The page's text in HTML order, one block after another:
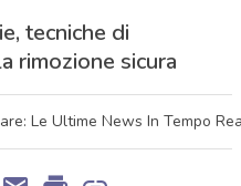
tecniche di
rimozione sicura
Le Ultime News In Tempo